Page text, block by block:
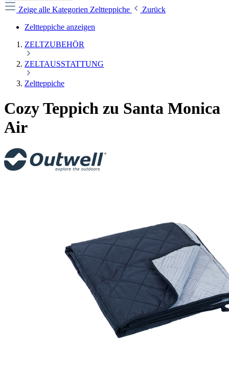
Zeige alle Kategorien Zeltteppiche
Zurück
Zeltteppiche anzeigen
ZELTZUBEHÖR
ZELTAUSSTATTUNG
Zeltteppiche
Cozy Teppich zu Santa Monica
Air